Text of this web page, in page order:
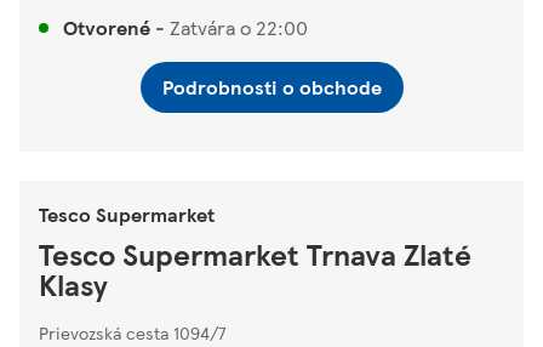
Otvorené - Zatvára o 22:00
Podrobnosti o obchode
Tesco Supermarket
Tesco Supermarket Trnava Zlaté
Klasy
Prievozská cesta 1094/7